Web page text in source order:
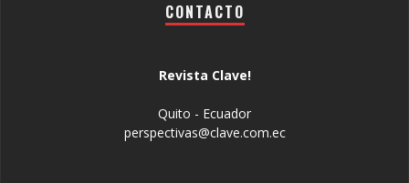
CONTACTO
Revista Clave!
Quito - Ecuador
perspectivas@clave.com.ec